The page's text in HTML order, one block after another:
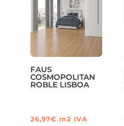
FAUS
COSMOPOLITAN
ROBLE LISBOA
26,97€ m2 IVA